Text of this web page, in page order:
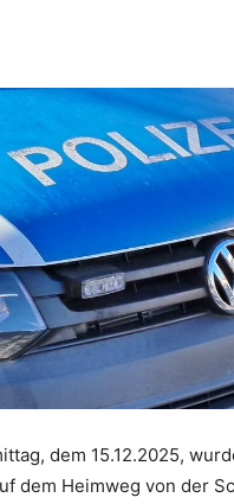
dem 15.12.2025,
dem Heimweg von der